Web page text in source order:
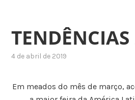
4 de abril de 2019
Em meados do mês de março,